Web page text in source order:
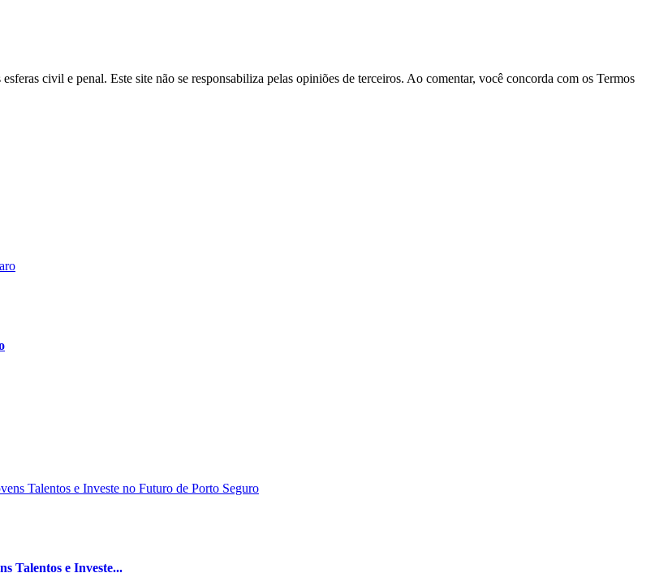
civil e penal. Este site não se responsabiliza pelas opiniões de terceiros. Ao comentar, você concorda com os Termos
Talentos e Investe...